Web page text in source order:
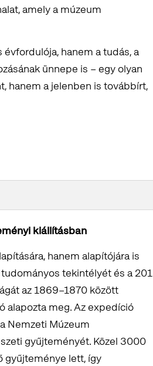
amely a múzeum
hanem a tudás, a
ünnepe is – egy olyan
hanem a jelenben is továbbírt,
kiállításban
hanem alapítójára is
tekintélyét és a 201
az 1869–1870 között
alapozta meg. Az expedíció
Nemzeti Múzeum
gyűjteményét. Közel 3000
gyűjteménye lett, így